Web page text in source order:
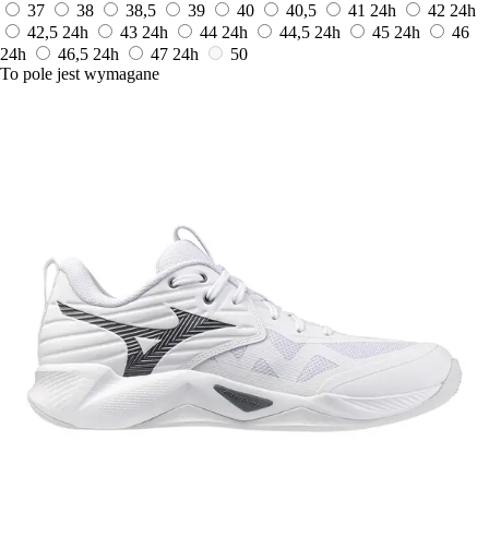
37
38 38,5 39 40 40,5 41 24h 42 24h
42,5 24h 43 24h 44 24h 44,5 24h 45 24h
46
24h
46,5 24h 47 24h
50
To pole jest wymagane